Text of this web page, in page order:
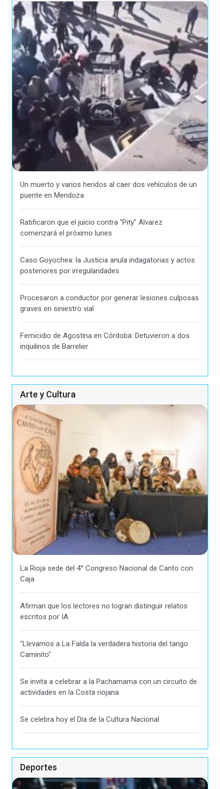
Un muerto y varios heridos al caer dos vehículos de un
puente en Mendoza
Ratificaron que el juicio contra "Pity" Alvarez
comenzará el próximo lunes
Caso Goyochea: la Justicia anula indagatorias y actos
posteriores por irregularidades
Procesaron a conductor por generar lesiones culposas
graves en siniestro vial
Femicidio de Agostina en Córdoba: Detuvieron a dos
inquilinos de Barrelier
Arte y Cultura
La Rioja sede del 4° Congreso Nacional de Canto con
Caja
Afirman que los lectores no logran distinguir relatos
escritos por IA
"Llevamos a La Falda la verdadera historia del tango
Caminito"
Se invita a celebrar a la Pachamama con un circuito de
actividades en la Costa riojana
Se celebra hoy el Día de la Cultura Nacional
Deportes